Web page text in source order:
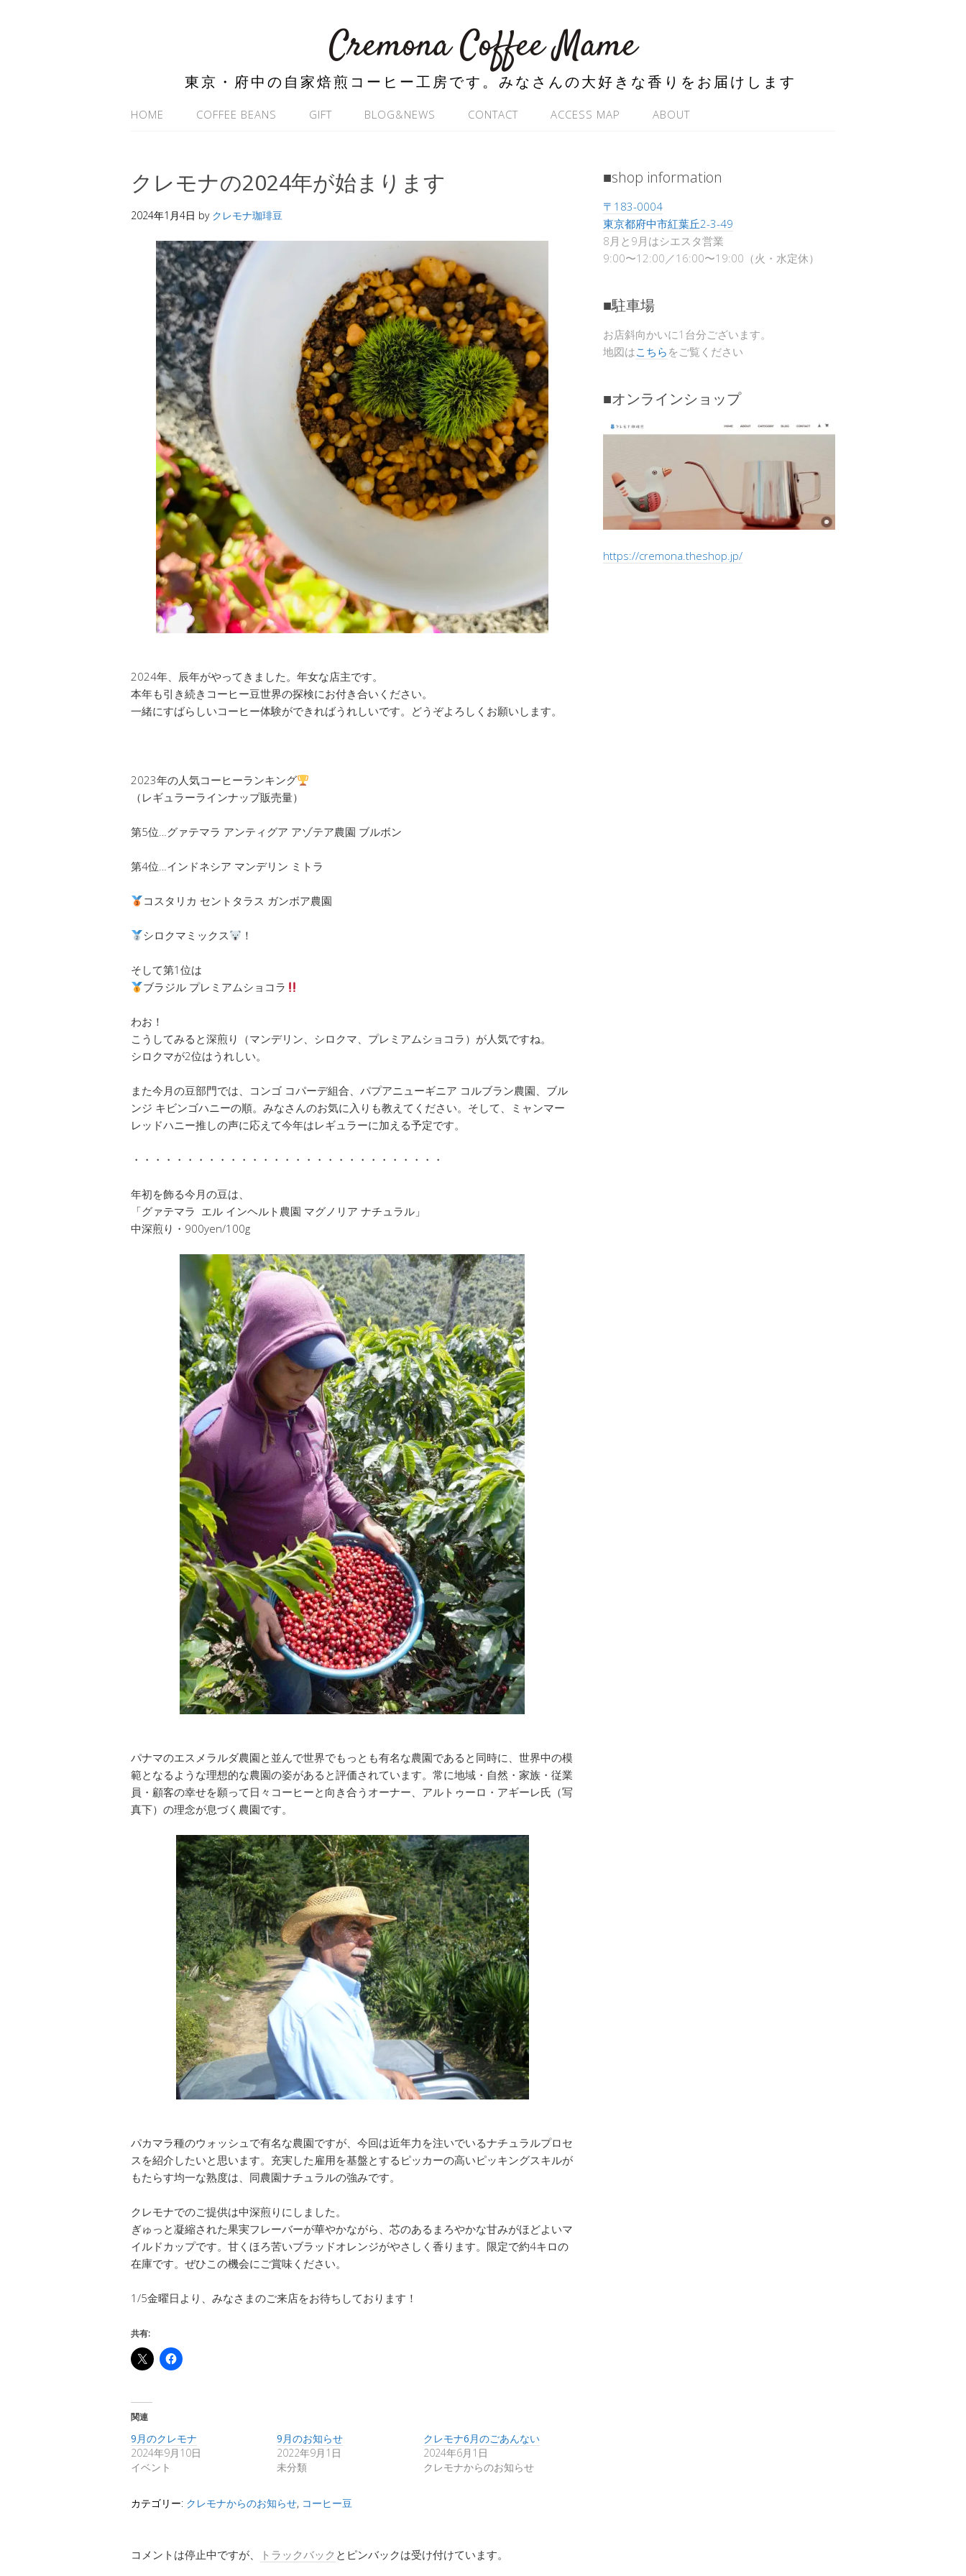
Cremona Coffee Mame
東京・府中の自家焙煎コーヒー工房です。みなさんの大好きな香りをお届けします
HOME COFFEE BEANS GIFT BLOG&NEWS CONTACT ACCESS MAP ABOUT
クレモナの2024年が始まります
2024年1月4日 by クレモナ珈琲豆
2024年、辰年がやってきました。年女な店主です。
本年も引き続きコーヒー豆世界の探検にお付き合いください。
一緒にすばらしいコーヒー体験ができればうれしいです。どうぞよろしくお願いします。
2023年の人気コーヒーランキング
（レギュラーラインナップ販売量）
第5位…グァテマラ アンティグア アゾテア農園 ブルボン
第4位…インドネシア マンデリン ミトラ
コスタリカ セントタラス ガンボア農園
シロクマミックス ！
そして第1位は
ブラジル プレミアムショコラ
わお！
こうしてみると深煎り（マンデリン、シロクマ、プレミアムショコラ）が人気ですね。
シロクマが2位はうれしい。
また今月の豆部門では、コンゴ コパーデ組合、パプアニューギニア コルブラン農園、ブル
ンジ キビンゴハニーの順。みなさんのお気に入りも教えてください。そして、ミャンマー
レッドハニー推しの声に応えて今年はレギュラーに加える予定です。
・・・・・・・・・・・・・・・・・・・・・・・・・・・・・
年初を飾る今月の豆は、
「グァテマラ エル インヘルト農園 マグノリア ナチュラル」
中深煎り・900yen/100g
パナマのエスメラルダ農園と並んで世界でもっとも有名な農園であると同時に、世界中の模
範となるような理想的な農園の姿があると評価されています。常に地域・自然・家族・従業
員・顧客の幸せを願って日々コーヒーと向き合うオーナー、アルトゥーロ・アギーレ氏（写
真下）の理念が息づく農園です。
パカマラ種のウォッシュで有名な農園ですが、今回は近年力を注いでいるナチュラルプロセ
スを紹介したいと思います。充実した雇用を基盤とするピッカーの高いピッキングスキルが
もたらす均一な熟度は、同農園ナチュラルの強みです。
クレモナでのご提供は中深煎りにしました。
ぎゅっと凝縮された果実フレーバーが華やかながら、芯のあるまろやかな甘みがほどよいマ
イルドカップです。甘くほろ苦いブラッドオレンジがやさしく香ります。限定で約4キロの
在庫です。ぜひこの機会にご賞味ください。
1/5金曜日より、みなさまのご来店をお待ちしております！
共有:
関連
9月のクレモナ
2024年9月10日
イベント
9月のお知らせ
2022年9月1日
未分類
クレモナ6月のごあんない
2024年6月1日
クレモナからのお知らせ
カテゴリー: クレモナからのお知らせ, コーヒー豆
コメントは停止中ですが、 トラックバック とピンバックは受け付けています。
■shop information
〒183-0004
東京都府中市紅葉丘2-3-49
8月と9月はシエスタ営業
9:00〜12:00／16:00〜19:00（火・水定休）
■駐車場
お店斜向かいに1台分ございます。
地図はこちら をご覧ください
■オンラインショップ
https://cremona.theshop.jp/